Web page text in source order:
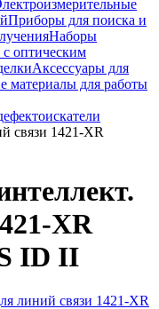
Приборы для поиска и
Наборы
оптическим
Аксессуары для
материалы для работы
связи 1421-XR
XR
ID II